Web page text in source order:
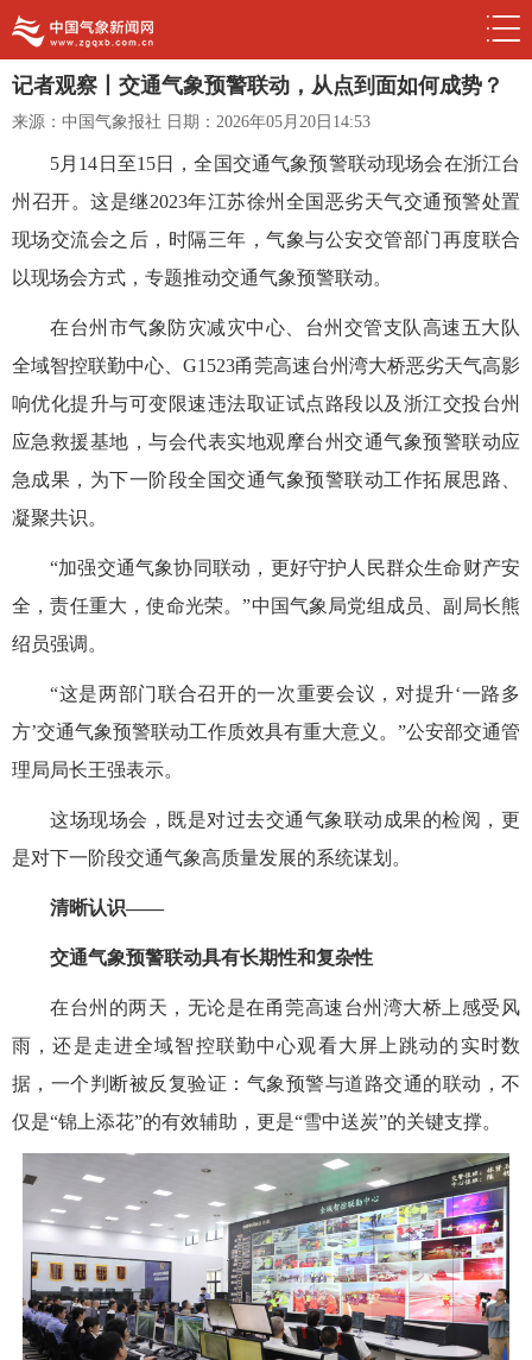
记者观察丨交通气象预警联动，从点到面如何成势？
来源：中国气象报社 日期：2026年05月20日14:53
5月14日至15日，全国交通气象预警联动现场会在浙江台
州召开。这是继2023年江苏徐州全国恶劣天气交通预警处置
现场交流会之后，时隔三年，气象与公安交管部门再度联合
以现场会方式，专题推动交通气象预警联动。
在台州市气象防灾减灾中心、台州交管支队高速五大队
全域智控联勤中心、G1523甬莞高速台州湾大桥恶劣天气高影
响优化提升与可变限速违法取证试点路段以及浙江交投台州
应急救援基地，与会代表实地观摩台州交通气象预警联动应
急成果，为下一阶段全国交通气象预警联动工作拓展思路、
凝聚共识。
“加强交通气象协同联动，更好守护人民群众生命财产安
全，责任重大，使命光荣。”中国气象局党组成员、副局长熊
绍员强调。
“这是两部门联合召开的一次重要会议，对提升‘一路多
方’交通气象预警联动工作质效具有重大意义。”公安部交通管
理局局长王强表示。
这场现场会，既是对过去交通气象联动成果的检阅，更
是对下一阶段交通气象高质量发展的系统谋划。
清晰认识——
交通气象预警联动具有长期性和复杂性
在台州的两天，无论是在甬莞高速台州湾大桥上感受风
雨，还是走进全域智控联勤中心观看大屏上跳动的实时数
据，一个判断被反复验证：气象预警与道路交通的联动，不
仅是“锦上添花”的有效辅助，更是“雪中送炭”的关键支撑。